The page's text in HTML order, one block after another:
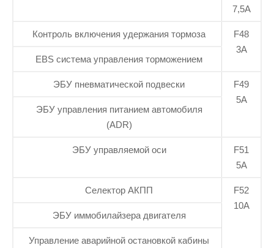
7,5А
Контроль включения удержания тормоза
F48
3А
EBS система управления торможением
ЭБУ пневматической подвески
F49
5А
ЭБУ управления питанием автомобиля
(ADR)
ЭБУ управляемой оси
F51
5А
Селектор АКПП
F52
10А
ЭБУ иммобилайзера двигателя
Управление аварийной остановкой кабины